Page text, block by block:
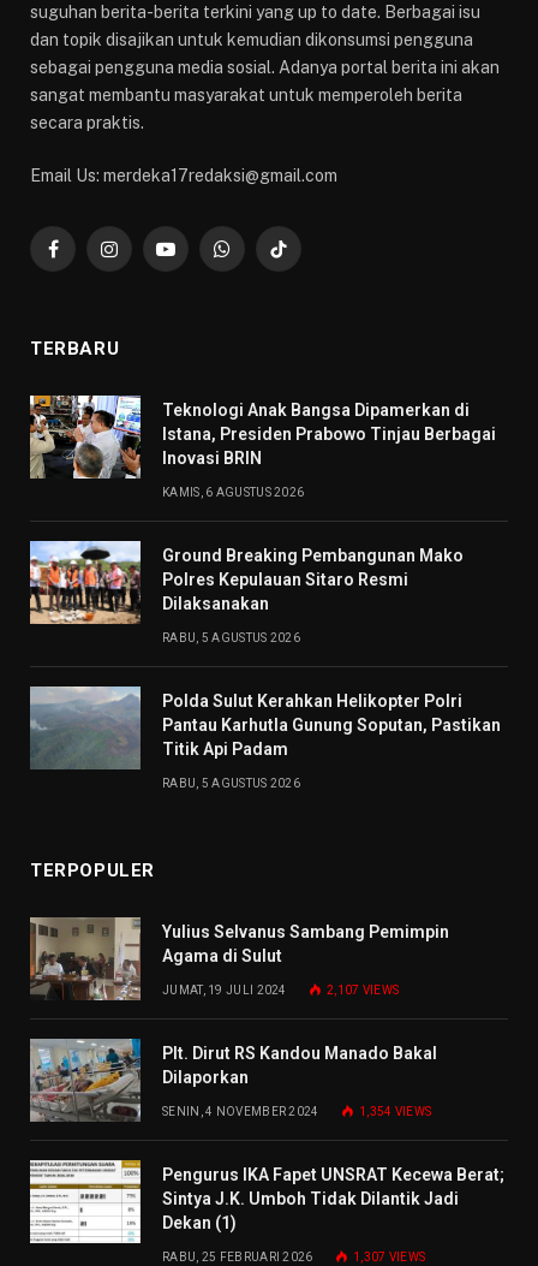
suguhan berita-berita terkini yang up to date. Berbagai isu
dan topik disajikan untuk kemudian dikonsumsi pengguna
sebagai pengguna media sosial. Adanya portal berita ini akan
sangat membantu masyarakat untuk memperoleh berita
secara praktis.
Email Us: merdeka17redaksi@gmail.com
FacebookInstagramYouTubeWhatsAppTikTok
TERBARU
Teknologi Anak Bangsa Dipamerkan di
Istana, Presiden Prabowo Tinjau Berbagai
Inovasi BRIN
KAMIS, 6 AGUSTUS 2026
Ground Breaking Pembangunan Mako
Polres Kepulauan Sitaro Resmi
Dilaksanakan
RABU, 5 AGUSTUS 2026
Polda Sulut Kerahkan Helikopter Polri
Pantau Karhutla Gunung Soputan, Pastikan
Titik Api Padam
RABU, 5 AGUSTUS 2026
TERPOPULER
Yulius Selvanus Sambang Pemimpin
Agama di Sulut
JUMAT, 19 JULI 2024 2,107 VIEWS
Plt. Dirut RS Kandou Manado Bakal
Dilaporkan
SENIN, 4 NOVEMBER 2024 1,354 VIEWS
Pengurus IKA Fapet UNSRAT Kecewa Berat;
Sintya J.K. Umboh Tidak Dilantik Jadi
Dekan (1)
RABU, 25 FEBRUARI 2026 1,307 VIEWS